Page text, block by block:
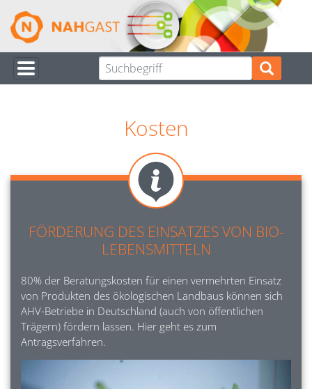
Direkt
zum
Inhalt
Kosten
FÖRDERUNG DES EINSATZES VON BIO-
LEBENSMITTELN
80% der Beratungskosten für einen vermehrten Einsatz
von Produkten des ökologischen Landbaus können sich
AHV-Betriebe in Deutschland (auch von öffentlichen
Trägern) fördern lassen. Hier geht es zum
Antragsverfahren.